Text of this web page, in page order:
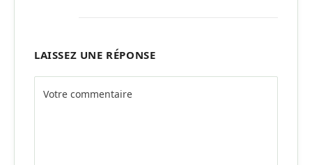
LAISSEZ UNE RÉPONSE